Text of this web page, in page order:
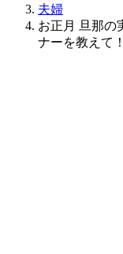
夫婦
お正月 旦那の
ナーを教えて！